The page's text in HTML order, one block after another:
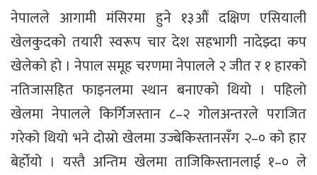
नेपालले आगामी मंसिरमा हुने १३औं दक्षिण एसियाली
खेलकुदको तयारी स्वरूप चार देश सहभागी नादेझ्दा कप
खेलेको हो । नेपाल समूह चरणमा नेपालले २ जीत र १ हारको
नतिजासहित फाइनलमा स्थान बनाएको थियो । पहिलो
खेलमा नेपालले किर्गिजस्तान ८–२ गोलअन्तरले पराजित
गरेको थियो भने दोस्रो खेलमा उज्बेकिस्तानसँग २–० को हार
बेर्होयो । यस्तै अन्तिम खेलमा ताजिकिस्तानलाई १–० ले